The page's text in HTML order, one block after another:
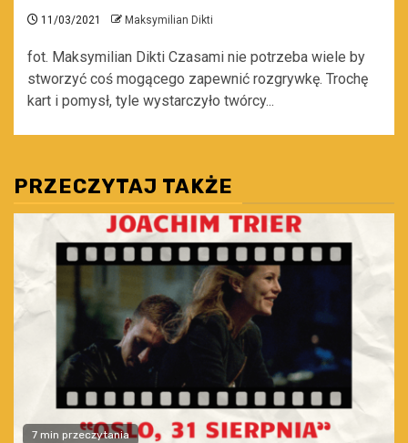
11/03/2021 Maksymilian Dikti
fot. Maksymilian Dikti Czasami nie potrzeba wiele by
stworzyć coś mogącego zapewnić rozgrywkę. Trochę
kart i pomysł, tyle wystarczyło twórcy...
PRZECZYTAJ TAKŻE
7 min przeczytania